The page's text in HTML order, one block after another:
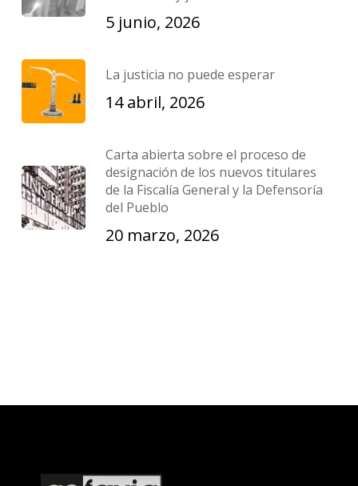
5 junio, 2026
La justicia no puede esperar
14 abril, 2026
Carta abierta sobre el proceso de
designación de los nuevos titulares
de la Fiscalía General y la Defensoría
del Pueblo
20 marzo, 2026